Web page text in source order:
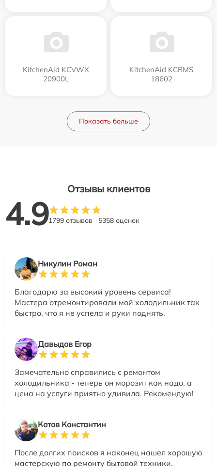
KitchenAid KCVWX
20900L
KitchenAid KCBMS
18602
Показать больше
Отзывы клиентов
4.91799 отзывов 5358 оценок
Никулин Роман
Благодарю за высокий уровень сервиса!
Мастера отремонтировали мой холодильник так
быстро, что я не успела и руки поднять.
Давыдов Егор
Замечательно справились с ремонтом
холодильника - теперь он морозит как надо, а
цена на услуги приятно удивила. Рекомендую!
Котов Константин
После долгих поисков я наконец нашел хорошую
мастерскую по ремонту бытовой техники.